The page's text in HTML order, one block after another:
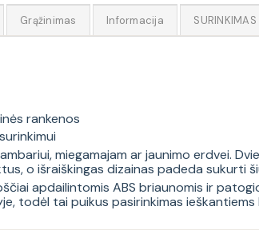
Grąžinimas Informacija SURINKIMAS
rankenos
miegamajam ar jaunimo erdvei.
o išraiškingas dizainas padeda sukurti
apdailintomis ABS briaunomis ir
todėl tai puikus pasirinkimas